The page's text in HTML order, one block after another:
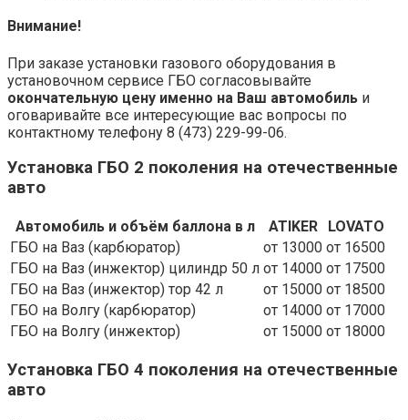
Внимание!
При заказе установки газового оборудования в
установочном сервисе ГБО согласовывайте
окончательную цену именно на Ваш автомобиль и
оговаривайте все интересующие вас вопросы по
контактному телефону 8 (473) 229-99-06.
Установка ГБО 2 поколения на отечественные
авто
Автомобиль и объём баллона в л ATIKER
LOVATO
ГБО на Ваз (карбюратор)
от 13000 от 16500
ГБО на Ваз (инжектор) цилиндр 50 л от 14000 от 17500
ГБО на Ваз (инжектор) тор 42 л
от 15000 от 18500
ГБО на Волгу (карбюратор)
от 14000 от 17000
ГБО на Волгу (инжектор)
от 15000 от 18000
Установка ГБО 4 поколения на отечественные
авто